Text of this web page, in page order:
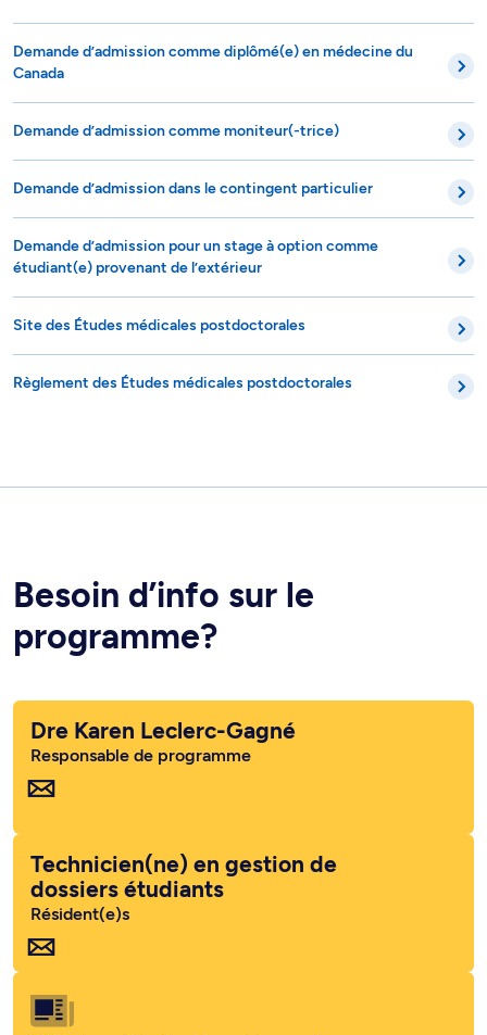
Demande d’admission comme diplômé(e) en médecine du
Canada
Demande d’admission comme moniteur(-trice)
Demande d’admission dans le contingent particulier
Demande d’admission pour un stage à option comme
étudiant(e) provenant de l’extérieur
Site des Études médicales postdoctorales
Règlement des Études médicales postdoctorales
Besoin d’info sur le
programme?
Dre Karen Leclerc-Gagné
Responsable de programme
Technicien(ne) en gestion de
dossiers étudiants
Résident(e)s